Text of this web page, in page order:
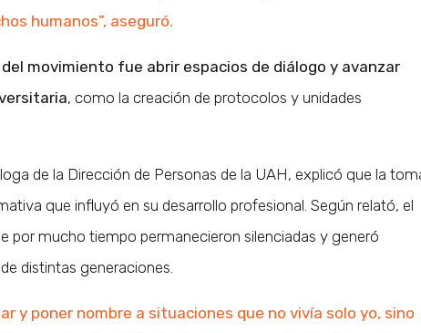
humanos”, aseguró.
movimiento fue abrir espacios de diálogo y avanzar
, como la creación de protocolos y unidades
de la Dirección de Personas de la UAH, explicó que la
que influyó en su desarrollo profesional. Según relató, el
por mucho tiempo permanecieron silenciadas y generó
distintas generaciones.
y poner nombre a situaciones que no vivía solo yo, sino